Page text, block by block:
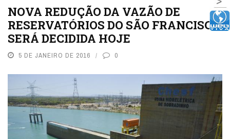
NOVA REDUÇÃO DA VAZÃO DE
RESERVATÓRIOS DO SÃO FRANCISCO
SERÁ DECIDIDA HOJE
5 DE JANEIRO DE 2016 0